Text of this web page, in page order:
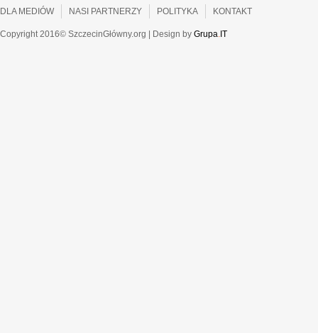
DLA MEDIÓW NASI PARTNERZY POLITYKA KONTAKT
Copyright 2016© SzczecinGłówny.org | Design by Grupa. IT